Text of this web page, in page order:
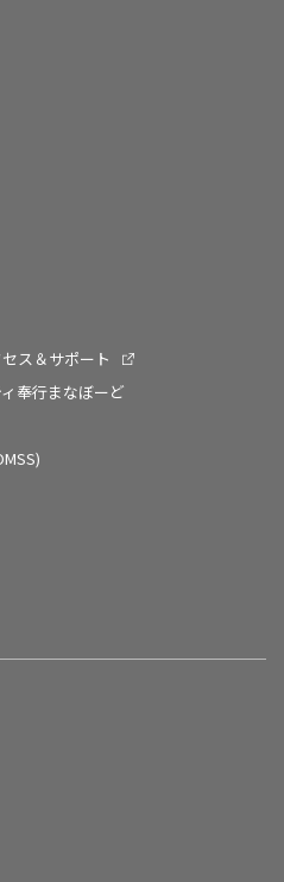
ス＆サポート
奉行まなぼーど